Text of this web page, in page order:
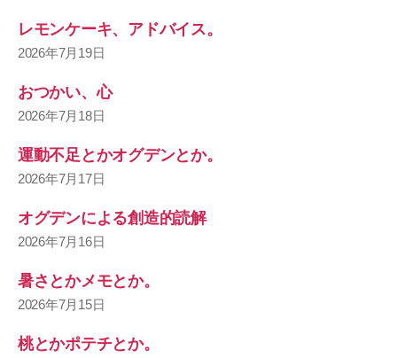
レモンケーキ、アドバイス。
2026年7月19日
おつかい、心
2026年7月18日
運動不足とかオグデンとか。
2026年7月17日
オグデンによる創造的読解
2026年7月16日
暑さとかメモとか。
2026年7月15日
桃とかポテチとか。